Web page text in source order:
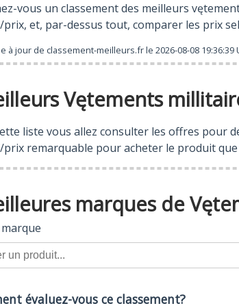
vous un classement des meilleurs
et, par-dessus tout, comparer les prix
à jour de classement-meilleurs.frle 2026-08-08 19:36:39
Vętements
liste vous allez consulter les offres pour
remarquable pour acheter le produit
marques de
évaluez-vous ce classement?